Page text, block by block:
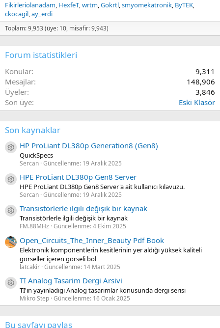
Fikirleriolanadam HexfeT wrtm Gokrtl smyomekatronik ByTEK
ckocagil ay_erdi
Toplam: 9,953 (üye: 10, misafir: 9,943)
Forum istatistikleri
Konular
9,311
Mesajlar
148,906
Üyeler
3,846
Son üye
Eski Klasör
Son kaynaklar
Kaynak ikon/amblem
HP ProLiant DL380p Generation8 (Gen8)
QuickSpecs
Sercan Güncellenme: 19 Aralık 2025
Kaynak ikon/amblem
HPE ProLiant DL380p Gen8 Server
HPE ProLiant DL380p Gen8 Server'a ait kullanıcı kılavuzu.
Sercan Güncellenme: 19 Aralık 2025
Kaynak ikon/amblem
Transistörlerle ilgili değişik bir kaynak
Transistörlerle ilgili değişik bir kaynak
FM.88MHz Güncellenme:4 Ekim 2025
Open_Circuits_The_Inner_Beauty Pdf Book
Elektronik komponentlerin kesitlerinin yer aldığı yüksek kaliteli
görseller içeren görseli bol
latcakir Güncellenme: 14 Mart 2025
Kaynak ikon/amblem
TI Analog Tasarim Dergi Arsivi
TI'in yayinladigi Analog tasarimlar konusunda dergi serisi
Mikro Step Güncellenme: 16 Ocak 2025
Bu sayfayı paylaş